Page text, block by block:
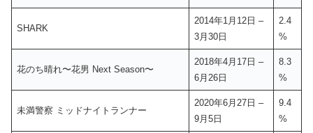
SHARK
2014年1月12日 –
3月30日
2.4
%
花のち晴れ〜花男 Next Season〜
2018年4月17日 –
6月26日
8.3
%
未満警察 ミッドナイトランナー
2020年6月27日 –
9月5日
9.4
%